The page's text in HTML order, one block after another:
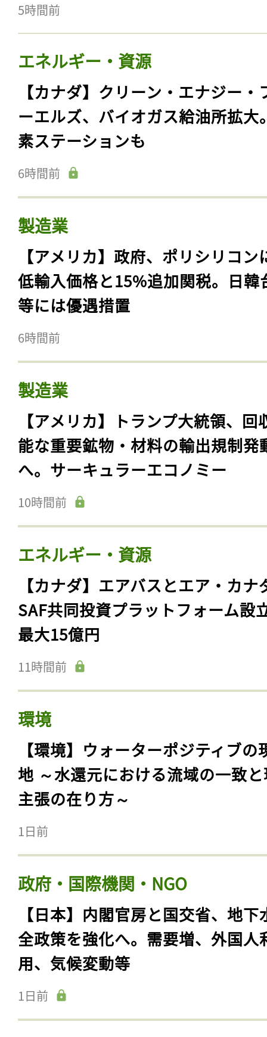
5時間前
エネルギー・資源
【カナダ】クリーン・エナジー・
ーエルズ、バイオガス給油所拡大
素ステーションも
6時間前
製造業
【アメリカ】政府、ポリシリコン
低輸入価格と15%追加関税。日韓
等には優遇措置
6時間前
製造業
【アメリカ】トランプ大統領、回
能な重要鉱物・材料の輸出規制発
へ。サーキュラーエコノミー
10時間前
エネルギー・資源
【カナダ】エアバスとエア・カナ
SAF共同投資プラットフォーム設
最大15億円
11時間前
環境
【環境】ウォーターポジティブの
地 ～水還元における流域の一致
主張の在り方～
1日前
政府・国際機関・NGO
【日本】内閣官房と国交省、地下
全政策を強化へ。需要増、外国人
用、気候変動等
1日前